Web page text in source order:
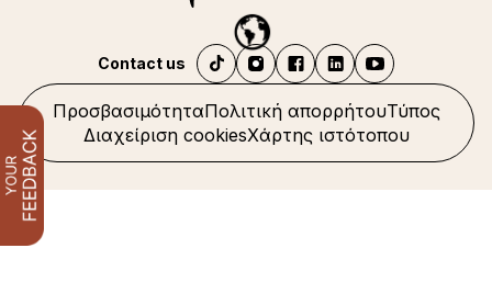
ΠροσβασιμότηταΠολιτική απορρήτουΤύπος
Διαχείριση cookiesΧάρτης ιστότοπου
Contact us